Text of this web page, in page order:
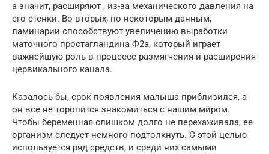
а значит, расширяют , из-за механического давления на
его стенки. Во-вторых, по некоторым данным,
ламинарии способствуют увеличению выработки
маточного простагландина Ф2а, который играет
важнейшую роль в процессе размягчения и расширения
цервикального канала.
Казалось бы, срок появления малыша приблизился, а
он все не торопится знакомиться с нашим миром.
Чтобы беременная слишком долго не перехаживала, ее
организм следует немного подтолкнуть. С этой целью
используется ряд средств, и среди них самыми